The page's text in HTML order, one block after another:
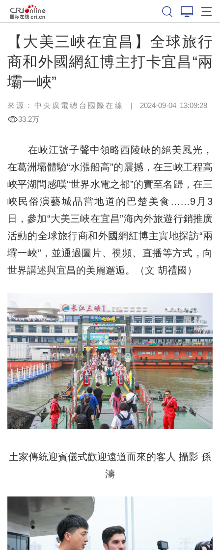
【大美三峽在宜昌】全球旅行
商和外國網紅博主打卡宜昌“兩
壩一峽”
來源：中央廣電總台國際在線 | 2024-09-04 13:09:28
33.2万
在峽江號子聲中領略西陵峽的絕美風光，
在葛洲壩體驗“水漲船高”的震撼，在三峽工程高
峽平湖間感嘆“世界水電之都”的實至名歸，在三
峽民俗演藝城品嘗地道的巴楚美食……9月3
日，參加“大美三峽在宜昌”海內外旅遊行銷推廣
活動的全球旅行商和外國網紅博主實地探訪“兩
壩一峽”，並通過圖片、視頻、直播等方式，向
世界講述與宜昌的美麗邂逅。（文 胡禮國）
土家傳統迎賓儀式歡迎遠道而來的客人 攝影 孫
濤